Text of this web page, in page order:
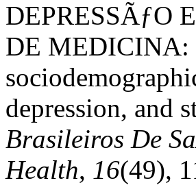
DEPRESSÃƒO
DE MEDICINA:
depression, and
Brasileiros De
Health, 16(49),